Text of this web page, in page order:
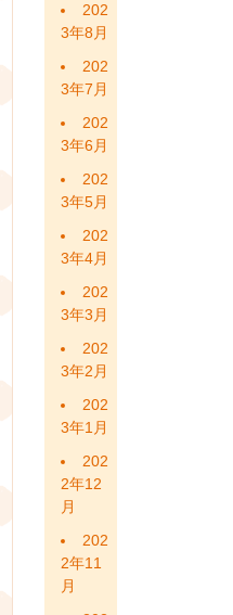
202
3年8月
202
3年7月
202
3年6月
202
3年5月
202
3年4月
202
3年3月
202
3年2月
202
3年1月
202
2年12
月
202
2年11
月